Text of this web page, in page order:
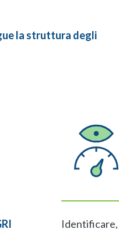
la struttura degli
Identificare,